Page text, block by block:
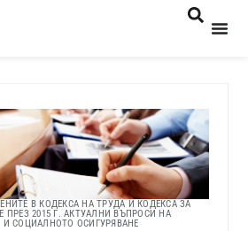
В КОДЕКСА НА ТРУДА И КОДЕКСА ЗА
ПРЕЗ 2015 Г. АКТУАЛНИ ВЪПРОСИ НА
СОЦИАЛНОТО ОСИГУРЯВАНЕ